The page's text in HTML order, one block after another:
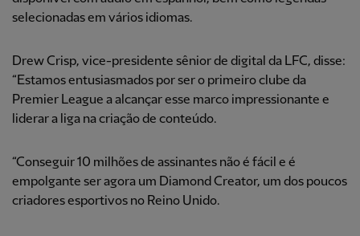
selecionadas em vários idiomas.
Drew Crisp, vice-presidente sênior de digital da LFC, disse:
“Estamos entusiasmados por ser o primeiro clube da
Premier League a alcançar esse marco impressionante e
liderar a liga na criação de conteúdo.
“Conseguir 10 milhões de assinantes não é fácil e é
empolgante ser agora um Diamond Creator, um dos poucos
criadores esportivos no Reino Unido.